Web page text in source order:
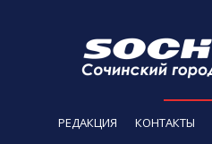
РЕДАКЦИЯ КОНТАКТЫ